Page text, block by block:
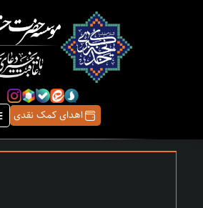
اهدای کمک نقدی